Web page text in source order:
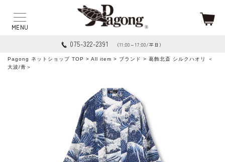
075-322-2391 （11:00～17:00/平日）
Pagong ネットショップ TOP > All item > ブランド > 葛飾北斎 シルクハオリ ＜
大波/青＞